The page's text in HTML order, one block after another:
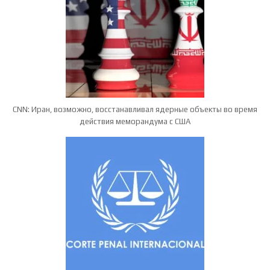
CNN: Иран, возможно, восстанавливал ядерные объекты во время
действия меморандума с США